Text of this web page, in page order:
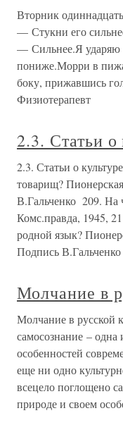
Вторник
— Стукни его
— Сильнее.Я
пониже.Морри в
боку, прижавшись
Физиотерапевт
2.3. Статьи о
2.3. Статьи о
товарищ?
В.Гальченко 209. На
Комс.правда, 1945,
родной язык?
Подпись
Молчание в
Молчание в русской
самосознание –
особенностей
еще ни одно
всецело поглощено
природе и своем